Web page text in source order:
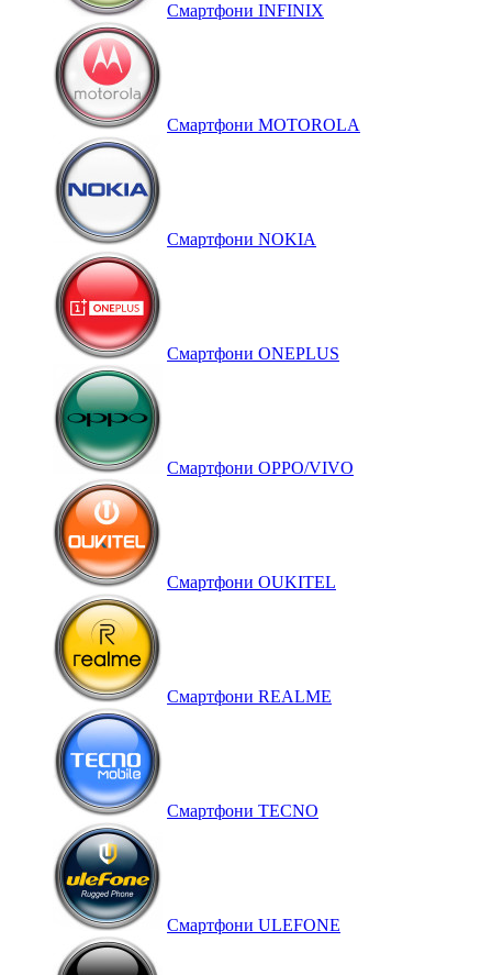
Смартфони INFINIX
Смартфони MOTOROLA
Смартфони NOKIA
Смартфони ONEPLUS
Смартфони OPPO/VIVO
Смартфони OUKITEL
Смартфони REALME
Смартфони TECNO
Смартфони ULEFONE